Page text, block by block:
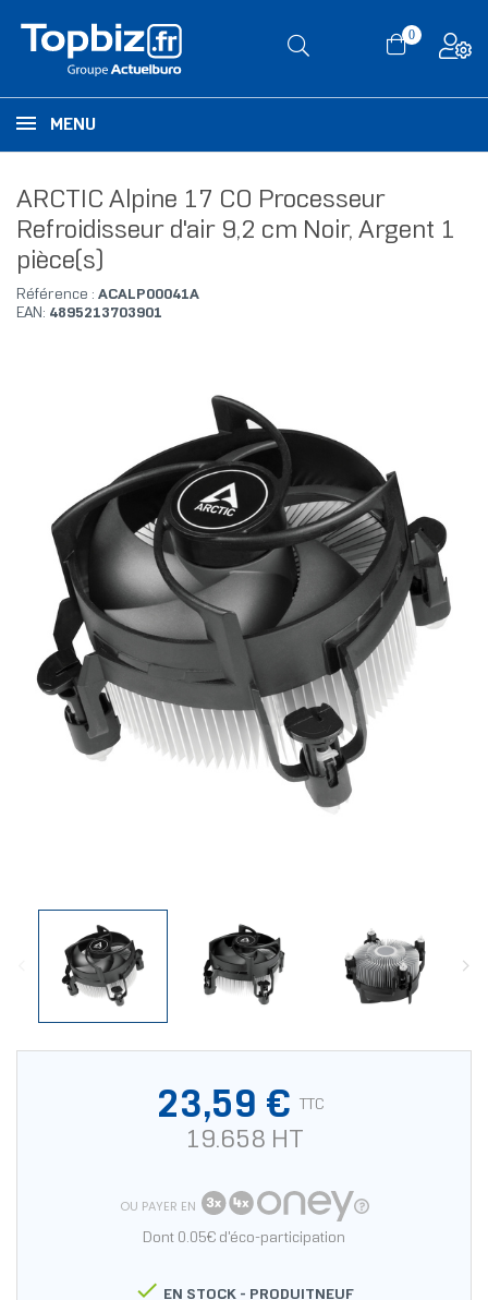
0
MENU
ARCTIC Alpine 17 CO Processeur
Refroidisseur d'air 9,2 cm Noir, Argent 1
pièce(s)
Référence : ACALP00041A
EAN: 4895213703901
23,59 € TTC
19.658 HT
OU PAYER EN
Dont 0.05€ d'éco-participation
 EN STOCK - PRODUITNEUF